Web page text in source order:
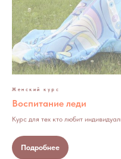
Женский курс
Воспитание леди
Курс для тех кто любит
Подробнее